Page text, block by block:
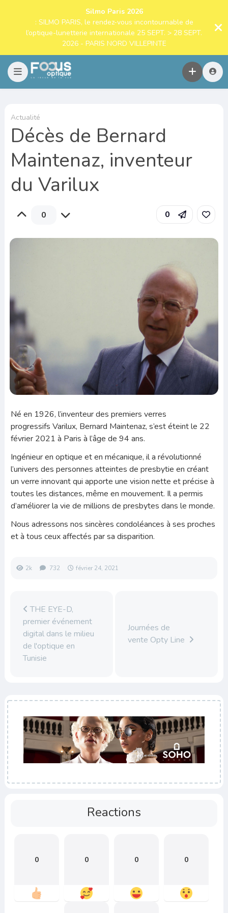
Silmo Paris 2026
: SILMO PARIS, le rendez-vous incontournable de
l’optique-lunetterie internationale 25 SEPT. > 28 SEPT.
2026 - PARIS NORD VILLEPINTE
Actualité
Décès de Bernard
Maintenaz, inventeur
du Varilux
0 0
Né en 1926, l’inventeur des premiers verres
progressifs Varilux, Bernard Maintenaz, s’est éteint le 22
février 2021 à Paris à l’âge de 94 ans.
Ingénieur en optique et en mécanique, il a révolutionné
l’univers des personnes atteintes de presbytie en créant
un verre innovant qui apporte une vision nette et précise à
toutes les distances, même en mouvement. Il a permis
d’améliorer la vie de millions de presbytes dans le monde.
Nous adressons nos sincères condoléances à ses proches
et à tous ceux affectés par sa disparition.
2k 732 février 24, 2021
THE EYE-D,
premier événement
digital dans le milieu
de l'optique en
Tunisie
Journées de
vente Opty Line
Reactions
0 0 0 0